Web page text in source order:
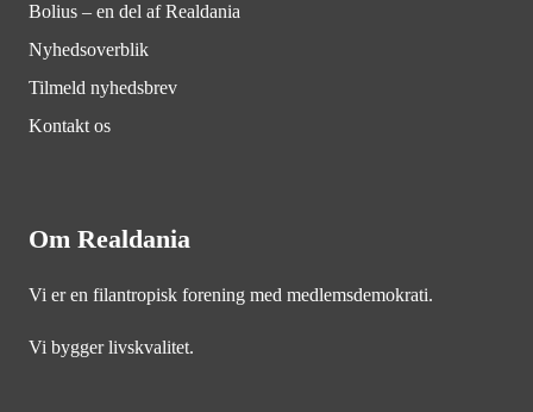
Bolius – en del af Realdania
Nyhedsoverblik
Tilmeld nyhedsbrev
Kontakt os
Om Realdania
Vi er en filantropisk forening med medlemsdemokrati.
Vi bygger livskvalitet.